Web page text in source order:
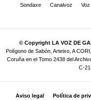
Sondaxe
Canalvoz
© Copyright LA VOZ DE
Polígono de Sabón, Arteixo, A
Coruña en el Tomo 2438 del
C-
Aviso legal Política de